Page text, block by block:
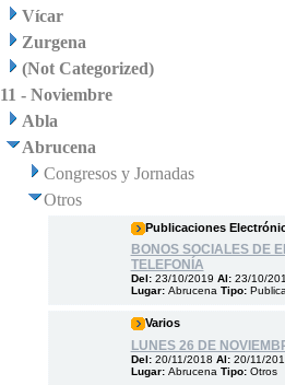
Vícar
Zurgena
(Not Categorized)
11 - Noviembre
Abla
Abrucena
Congresos y Jornadas
Otros
Publicaciones
BONOS SOCIALES DE
TELEFONÍA
Del: 23/10/2019 Al: 23/10/
Lugar: Abrucena Tipo:
Varios
LUNES 26 DE
Del: 20/11/2018 Al: 20/11/
Lugar: Abrucena Tipo: Otros